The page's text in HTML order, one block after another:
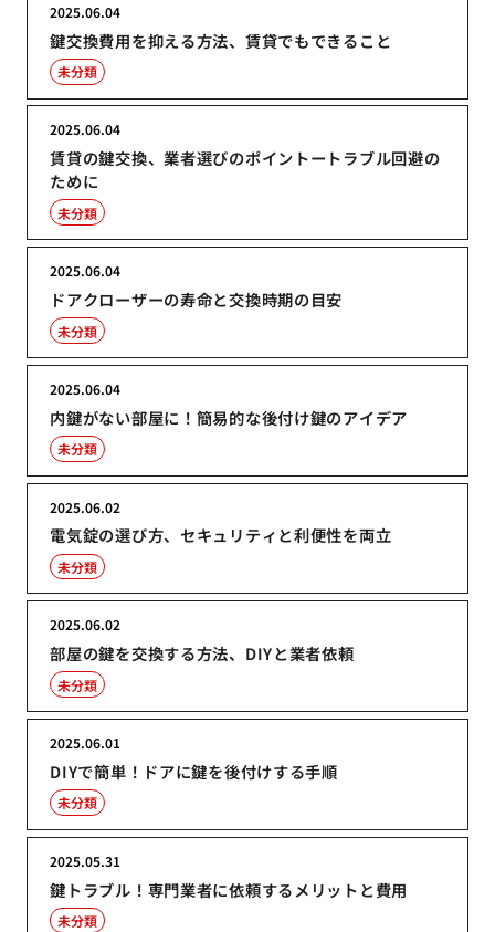
鍵交換費用を抑える方法、賃貸でもできること
2025.06.04
未分類
賃貸の鍵交換、業者選びのポイントートラブル回避の
ために
2025.06.04
未分類
ドアクローザーの寿命と交換時期の目安
2025.06.04
未分類
内鍵がない部屋に！簡易的な後付け鍵のアイデア
2025.06.04
未分類
電気錠の選び方、セキュリティと利便性を両立
2025.06.02
未分類
部屋の鍵を交換する方法、DIYと業者依頼
2025.06.02
未分類
DIYで簡単！ドアに鍵を後付けする手順
2025.06.01
未分類
鍵トラブル！専門業者に依頼するメリットと費用
2025.05.31
未分類